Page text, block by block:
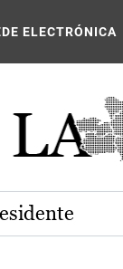
La
ELECTRÓNICA